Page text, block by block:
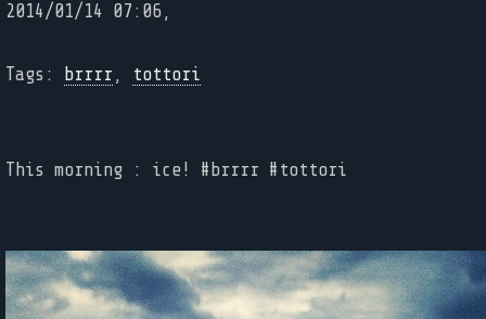
2014/01/14 07:06,
Tags: brrrr, tottori
This morning : ice! #brrrr #tottori